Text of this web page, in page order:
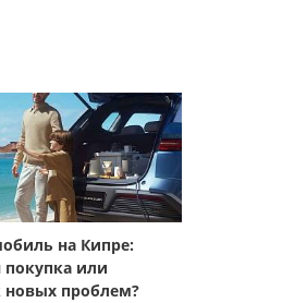
на Кипре:
покупка или
новых проблем?